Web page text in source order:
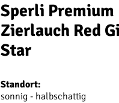
Sperli Premium
Zierlauch Red
Star
Standort:
sonnig - halbschattig